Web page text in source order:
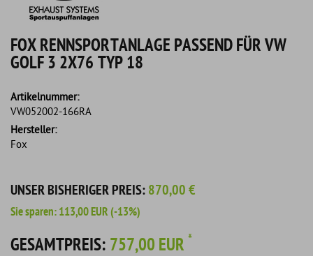
FOX RENNSPORTANLAGE PASSEND FÜR VW
GOLF 3 2X76 TYP 18
Artikelnummer:
VW052002-166RA
Hersteller:
Fox
UNSER BISHERIGER PREIS:870,00 €
Sie sparen:113,00 EUR(-13%)
GESAMTPREIS: 757,00 EUR *